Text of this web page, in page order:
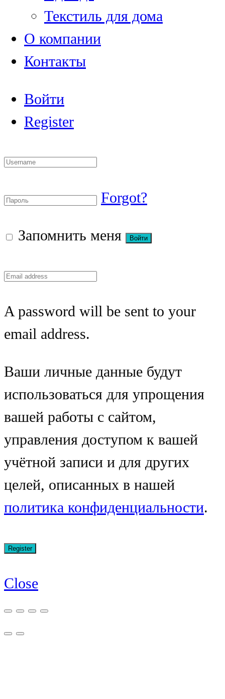
Текстиль для дома
О компании
Контакты
Войти
Register
Forgot?
Запомнить меня
A password will be sent to your
email address.
Ваши личные данные будут
использоваться для упрощения
вашей работы с сайтом,
управления доступом к вашей
учётной записи и для других
целей, описанных в нашей
политика конфиденциальности.
Close